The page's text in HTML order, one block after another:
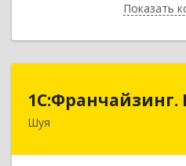
Показать
1С:Франчайзинг.
Шуя